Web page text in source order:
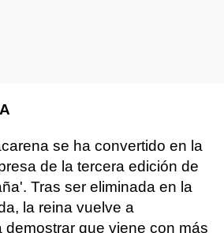
se ha convertido en la
de la tercera edición de
Tras ser eliminada en la
la reina vuelve a
demostrar que viene con más